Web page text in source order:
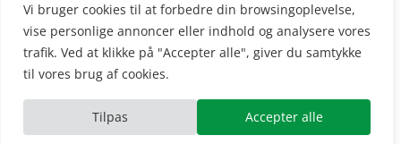
Vi bruger cookies til at forbedre din browsingoplevelse,
vise personlige annoncer eller indhold og analysere vores
trafik. Ved at klikke på "Accepter alle", giver du samtykke
til vores brug af cookies.
Tilpas Accepter alle
Copyright © 2025Træhytter24, vi opererer også i følgende
andre lande: SE|FI|